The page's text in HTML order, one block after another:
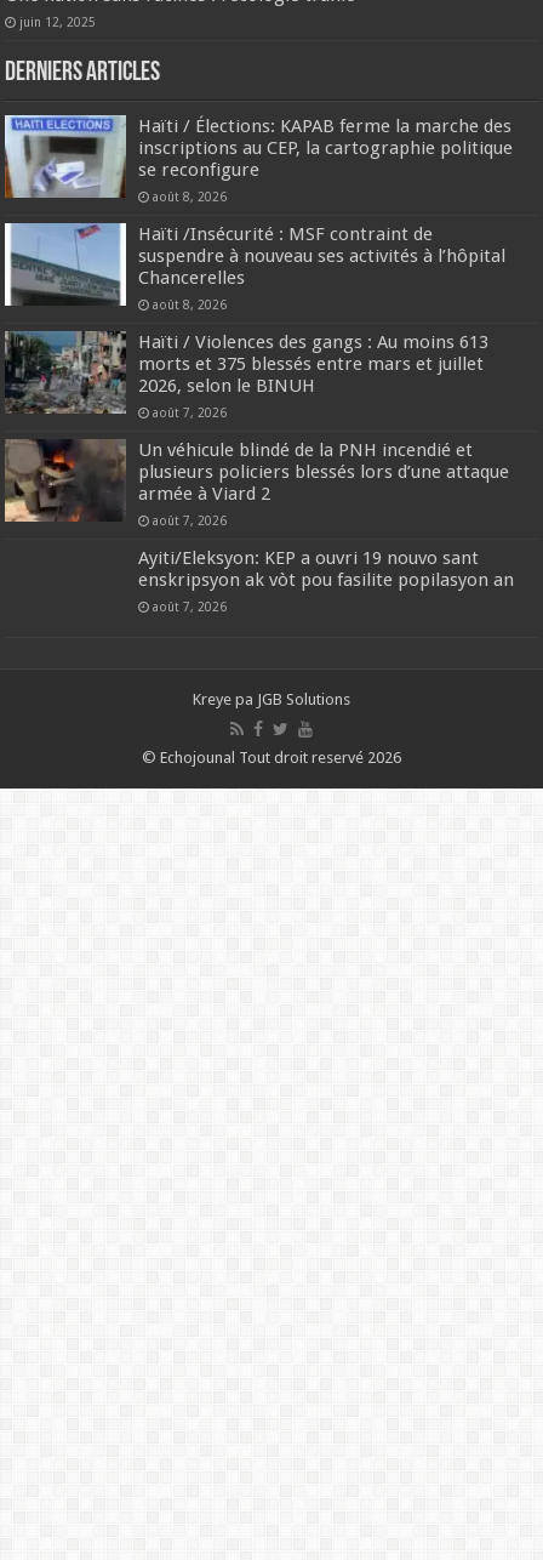
juin 12, 2025
Derniers articles
Haïti / Élections: KAPAB ferme la marche des
inscriptions au CEP, la cartographie politique
se reconfigure
août 8, 2026
Haïti /Insécurité : MSF contraint de
suspendre à nouveau ses activités à l’hôpital
Chancerelles
août 8, 2026
Haïti / Violences des gangs : Au moins 613
morts et 375 blessés entre mars et juillet
2026, selon le BINUH
août 7, 2026
Un véhicule blindé de la PNH incendié et
plusieurs policiers blessés lors d’une attaque
armée à Viard 2
août 7, 2026
‎Ayiti/Eleksyon: KEP a ouvri 19 nouvo sant
enskripsyon ak vòt pou fasilite popilasyon an
août 7, 2026
Kreye pa JGB Solutions
© Echojounal Tout droit reservé 2026